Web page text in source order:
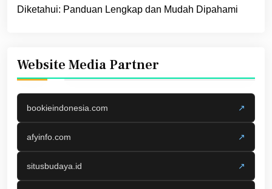
Diketahui: Panduan Lengkap dan Mudah Dipahami
Website Media Partner
bookieindonesia.com ↗
afyinfo.com ↗
situsbudaya.id ↗